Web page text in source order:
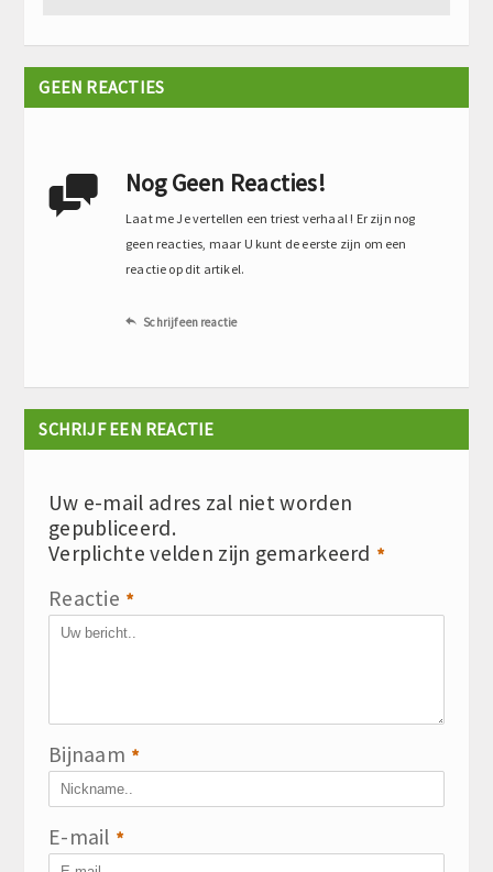
GEEN REACTIES
 Nog Geen Reacties!
Laat me Je vertellen een triest verhaal ! Er zijn nog
geen reacties, maar U kunt de eerste zijn om een
reactie op dit artikel.
 Schrijf een reactie
SCHRIJF EEN REACTIE
Uw e-mail adres zal niet worden
gepubliceerd.
Verplichte velden zijn gemarkeerd *
Reactie *
Bijnaam *
E-mail *